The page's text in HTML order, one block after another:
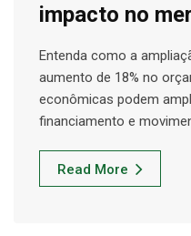
impacto no
Entenda como a
aumento de 18% no
econômicas podem
financiamento e
Read More